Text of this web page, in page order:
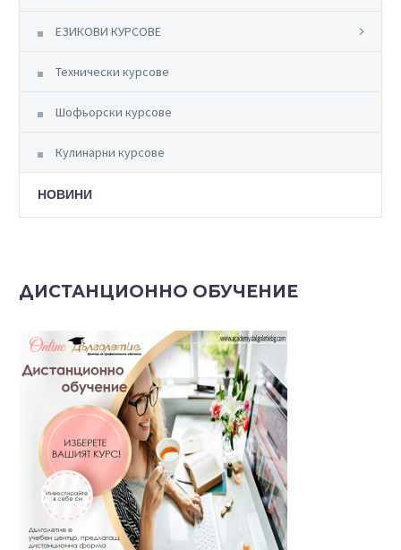
ЕЗИКОВИ КУРСОВЕ
Технически курсове
Шофьорски курсове
Кулинарни курсове
НОВИНИ
ДИСТАНЦИОННО ОБУЧЕНИЕ